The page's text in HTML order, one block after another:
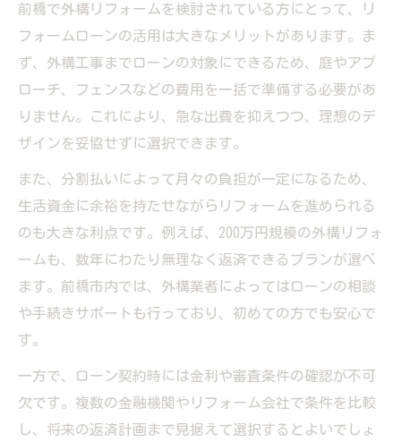
前橋で外構リフォームを検討されている方にとって、リ
フォームローンの活用は大きなメリットがあります。ま
ず、外構工事までローンの対象にできるため、庭やアプ
ローチ、フェンスなどの費用を一括で準備する必要があ
りません。これにより、急な出費を抑えつつ、理想のデ
ザインを妥協せずに選択できます。
また、分割払いによって月々の負担が一定になるため、
生活資金に余裕を持たせながらリフォームを進められる
のも大きな利点です。例えば、200万円規模の外構リフォ
ームも、数年にわたり無理なく返済できるプランが選べ
ます。前橋市内では、外構業者によってはローンの相談
や手続きサポートも行っており、初めての方でも安心で
す。
一方で、ローン契約時には金利や審査条件の確認が不可
欠です。複数の金融機関やリフォーム会社で条件を比較
し、将来の返済計画まで見据えて選択するとよいでしょ